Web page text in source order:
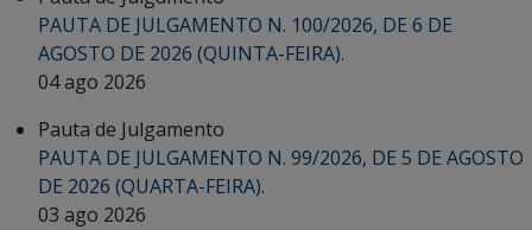
PAUTA DE JULGAMENTO N. 100/2026, DE 6 DE
AGOSTO DE 2026 (QUINTA-FEIRA).
04 ago 2026
Pauta de Julgamento
PAUTA DE JULGAMENTO N. 99/2026, DE 5 DE AGOSTO
DE 2026 (QUARTA-FEIRA).
03 ago 2026